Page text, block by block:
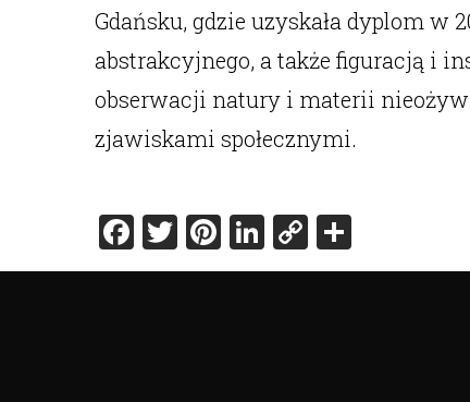
Gdańsku, gdzie uzyskała dyplom
abstrakcyjnego, a także figuracją i
obserwacji natury i materii
zjawiskami społecznymi.
Facebook
Twitter
Pinterest
LinkedIn
Copy
Link